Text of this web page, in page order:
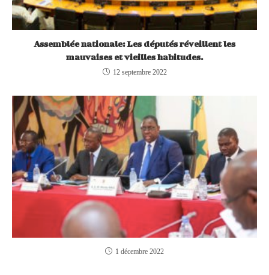
Assemblée nationale: Les députés réveillent les
mauvaises et vieilles habitudes.
12 septembre 2022
1 décembre 2022